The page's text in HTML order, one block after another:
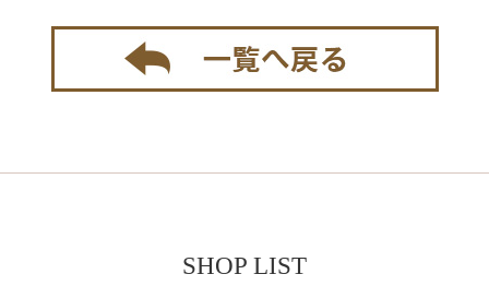
SHOP LIST